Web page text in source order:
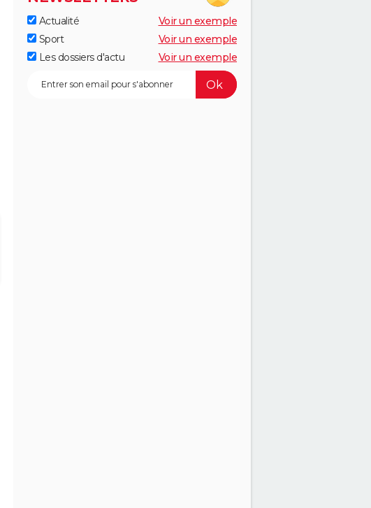
Actualité
Voir un exemple
Sport
Voir un exemple
Les dossiers d'actu
Voir un exemple